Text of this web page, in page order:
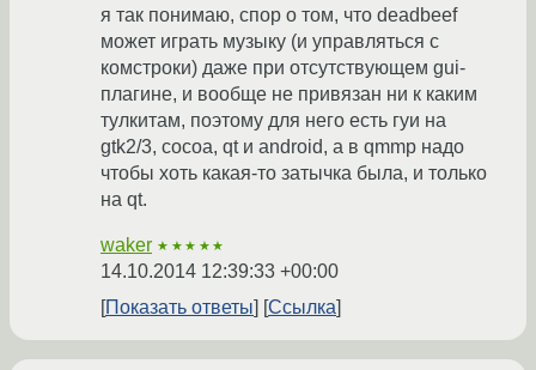
я так понимаю, спор о том, что deadbeef
может играть музыку (и управляться с
комстроки) даже при отсутствующем gui-
плагине, и вообще не привязан ни к каким
тулкитам, поэтому для него есть гуи на
gtk2/3, cocoa, qt и android, а в qmmp надо
чтобы хоть какая-то затычка была, и только
на qt.
waker ★★★★★
14.10.2014 12:39:33 +00:00
Показать ответы
Ссылка